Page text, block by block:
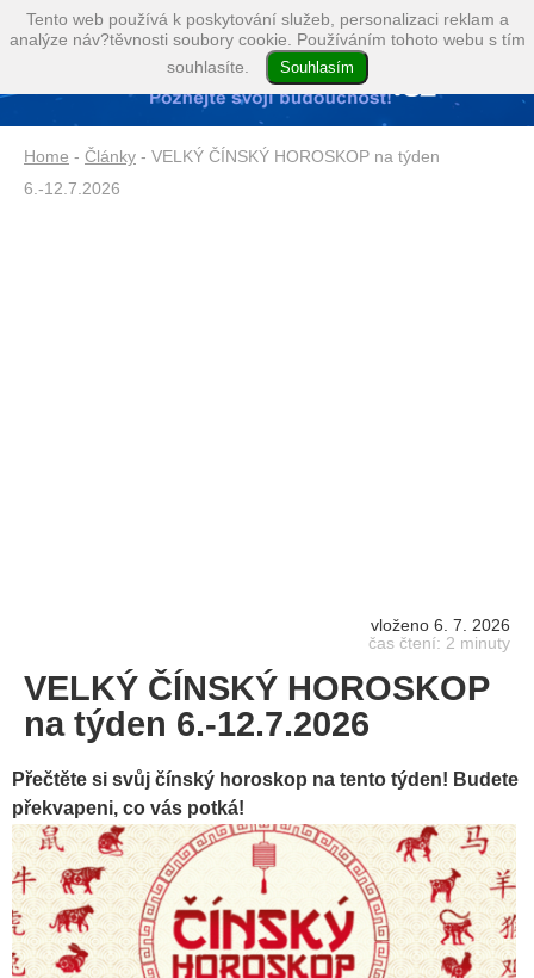
Home - Články - VELKÝ ČÍNSKÝ HOROSKOP na týden
6.-12.7.2026
vloženo 6. 7. 2026
čas čtení: 2 minuty
VELKÝ ČÍNSKÝ HOROSKOP
na týden 6.-12.7.2026
Přečtěte si svůj čínský horoskop na tento týden! Budete
překvapeni, co vás potká!
Tento web používá k poskytování služeb, personalizaci reklam a
analýze náv?těvnosti soubory cookie. Používáním tohoto webu s tím
souhlasíte.